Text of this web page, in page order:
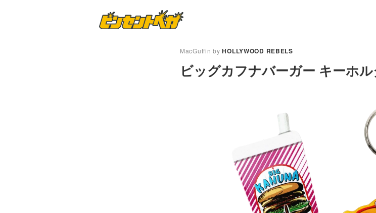
MacGuffin byHOLLYWOOD REBELS
ビッグカフナバーガー キーホ